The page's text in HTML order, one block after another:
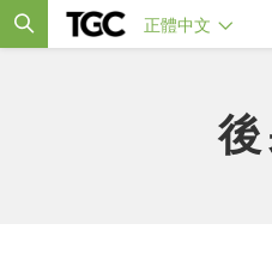
正體中文